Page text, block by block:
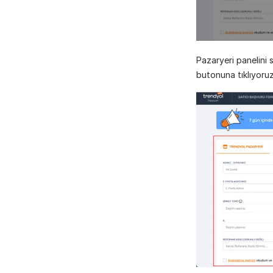
Pazaryeri panelini
butonuna